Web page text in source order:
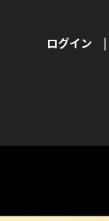
ログイン |